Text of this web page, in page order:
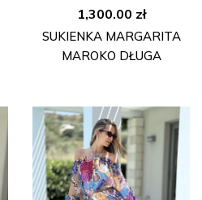
1,300.00 zł
SUKIENKA MARGARITA
MAROKO DŁUGA